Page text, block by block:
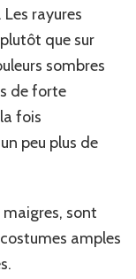
rayures
que sur
sombres
de forte
fois
peu plus de
sont
amples